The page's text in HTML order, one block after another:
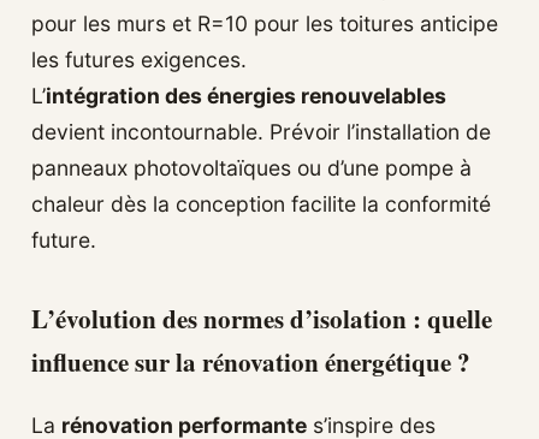
pour les murs et R=10 pour les toitures anticipe
les futures exigences.
L’intégration des énergies renouvelables
devient incontournable. Prévoir l’installation de
panneaux photovoltaïques ou d’une pompe à
chaleur dès la conception facilite la conformité
future.
L’évolution des normes d’isolation : quelle
influence sur la rénovation énergétique ?
La rénovation performante s’inspire des